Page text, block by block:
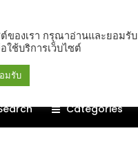
Categories
ต์ของเรา กรุณาอ่านและยอมรับ
อใช้บริการเว็บไซต์
มรับ